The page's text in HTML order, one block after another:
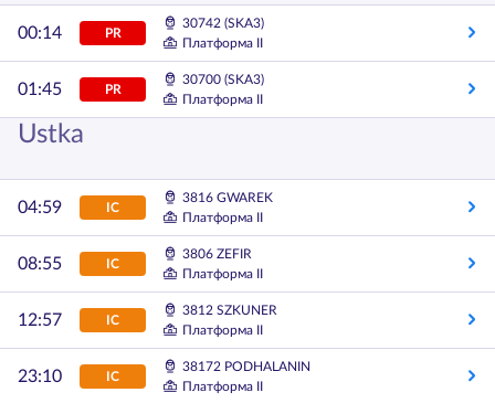
00:14 PR
30742 (SKA3)
Платформа II
01:45 PR
30700 (SKA3)
Платформа II
Ustka
04:59 IC
3816 GWAREK
Платформа II
08:55 IC
3806 ZEFIR
Платформа II
12:57 IC
3812 SZKUNER
Платформа II
23:10 IC
38172 PODHALANIN
Платформа II